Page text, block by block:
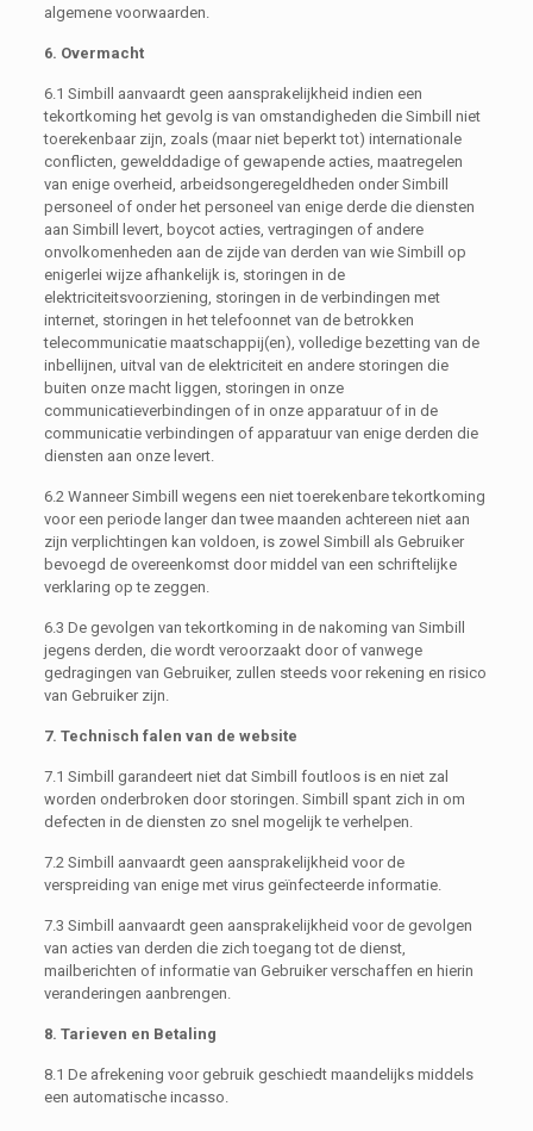
algemene voorwaarden.
6. Overmacht
6.1 Simbill aanvaardt geen aansprakelijkheid indien een
tekortkoming het gevolg is van omstandigheden die Simbill niet
toerekenbaar zijn, zoals (maar niet beperkt tot) internationale
conflicten, gewelddadige of gewapende acties, maatregelen
van enige overheid, arbeidsongeregeldheden onder Simbill
personeel of onder het personeel van enige derde die diensten
aan Simbill levert, boycot acties, vertragingen of andere
onvolkomenheden aan de zijde van derden van wie Simbill op
enigerlei wijze afhankelijk is, storingen in de
elektriciteitsvoorziening, storingen in de verbindingen met
internet, storingen in het telefoonnet van de betrokken
telecommunicatie maatschappij(en), volledige bezetting van de
inbellijnen, uitval van de elektriciteit en andere storingen die
buiten onze macht liggen, storingen in onze
communicatieverbindingen of in onze apparatuur of in de
communicatie verbindingen of apparatuur van enige derden die
diensten aan onze levert.
6.2 Wanneer Simbill wegens een niet toerekenbare tekortkoming
voor een periode langer dan twee maanden achtereen niet aan
zijn verplichtingen kan voldoen, is zowel Simbill als Gebruiker
bevoegd de overeenkomst door middel van een schriftelijke
verklaring op te zeggen.
6.3 De gevolgen van tekortkoming in de nakoming van Simbill
jegens derden, die wordt veroorzaakt door of vanwege
gedragingen van Gebruiker, zullen steeds voor rekening en risico
van Gebruiker zijn.
7. Technisch falen van de website
7.1 Simbill garandeert niet dat Simbill foutloos is en niet zal
worden onderbroken door storingen. Simbill spant zich in om
defecten in de diensten zo snel mogelijk te verhelpen.
7.2 Simbill aanvaardt geen aansprakelijkheid voor de
verspreiding van enige met virus geïnfecteerde informatie.
7.3 Simbill aanvaardt geen aansprakelijkheid voor de gevolgen
van acties van derden die zich toegang tot de dienst,
mailberichten of informatie van Gebruiker verschaffen en hierin
veranderingen aanbrengen.
8. Tarieven en Betaling
8.1 De afrekening voor gebruik geschiedt maandelijks middels
een automatische incasso.